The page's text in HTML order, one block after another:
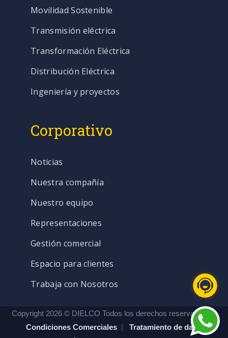
Movilidad Sostenible
Transmisión eléctrica
Transformación Eléctrica
Distribución Eléctrica
Ingeniería y proyectos
Corporativo
Noticias
Nuestra compañía
Nuestro equipo
Representaciones
Gestión comercial
Espacio para clientes
Trabaja con Nosotros
Copyright 2026 © DIELCO Todos los derechos reservados. |
Condiciones Comerciales | Tratamiento de datos